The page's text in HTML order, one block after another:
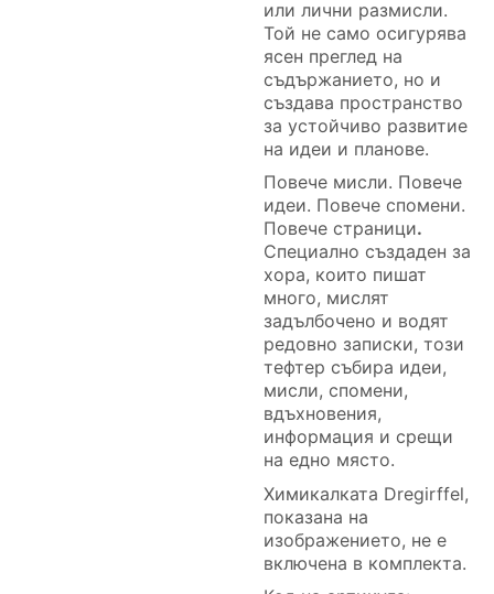
или лични размисли.
Той не само осигурява
ясен преглед на
съдържанието, но и
създава пространство
за устойчиво развитие
на идеи и планове.
Повече мисли. Повече
идеи. Повече спомени.
Повече страници.
Специално създаден за
хора, които пишат
много, мислят
задълбочено и водят
редовно записки, този
тефтер събира идеи,
мисли, спомени,
вдъхновения,
информация и срещи
на едно място.
Химикалката Dregirffel,
показана на
изображението, не е
включена в комплекта.